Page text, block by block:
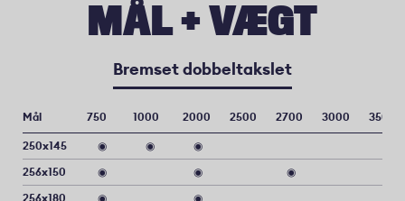
MÅL + VÆGT
Bremset dobbeltakslet
Mål 750 1000 2000 2500 2700 3000 3500
250x145 ◉ ◉
◉
256x150
◉ ◉
◉
256x180
◉ ◉